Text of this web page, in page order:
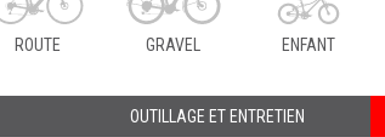
ROUTE GRAVEL ENFANT
OUTILLAGE ET ENTRETIEN